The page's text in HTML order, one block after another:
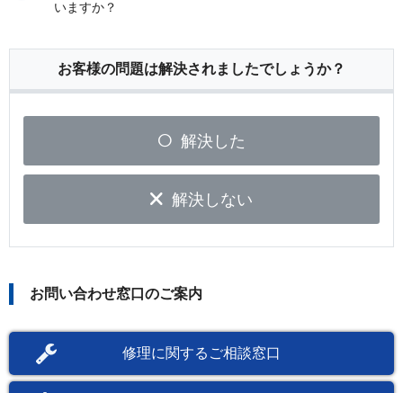
いますか？
お客様の問題は解決されましたでしょうか？
解決した
解決しない
お問い合わせ窓口のご案内
修理に関するご相談窓口